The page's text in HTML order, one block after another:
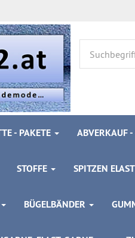
- PAKETE ABVERKAUF -
STOFFE SPITZEN
BÜGELBÄNDER